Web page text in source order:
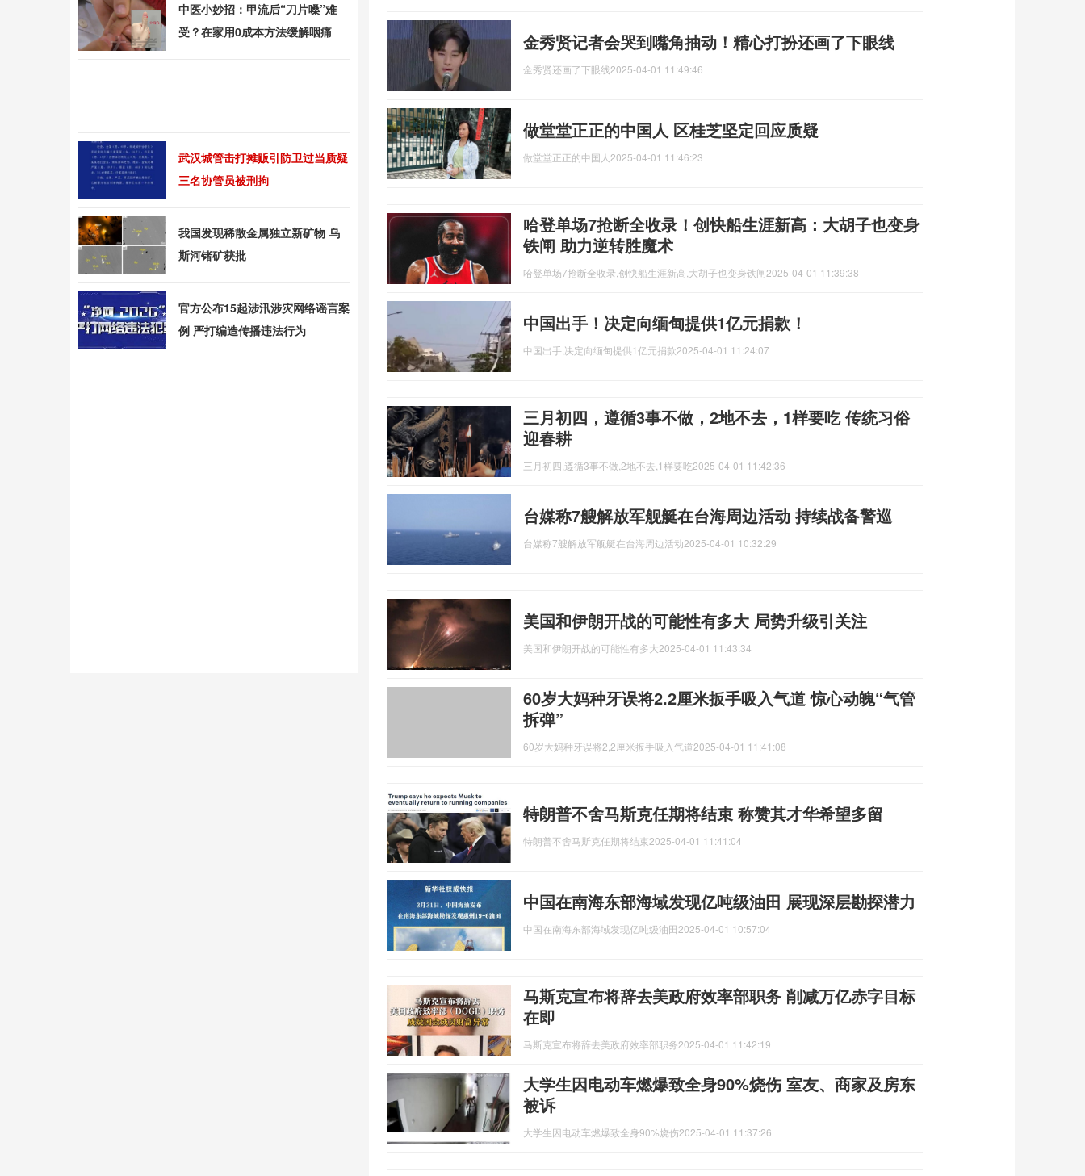
金秀贤记者会哭到嘴角抽动！精心打扮还画了下眼线
金秀贤还画了下眼线2025-04-01 11:49:46
做堂堂正正的中国人 区桂芝坚定回应质疑
做堂堂正正的中国人 2025-04-01 11:46:23
哈登单场7抢断全收录！创快船生涯新高：大胡子也变身
铁闸 助力逆转胜魔术
哈登单场7抢断全收录,创快船生涯新高,大胡子也变身铁闸2025-04-01 11:39:38
中国出手！决定向缅甸提供1亿元捐款！
中国出手,决定向缅甸提供1亿元捐款2025-04-01 11:24:07
三月初四，遵循3事不做，2地不去，1样要吃 传统习俗
迎春耕
三月初四,遵循3事不做,2地不去,1样要吃2025-04-01 11:42:36
台媒称7艘解放军舰艇在台海周边活动 持续战备警巡
台媒称7艘解放军舰艇在台海周边活动2025-04-01 10:32:29
美国和伊朗开战的可能性有多大 局势升级引关注
美国和伊朗开战的可能性有多大2025-04-01 11:43:34
60岁大妈种牙误将2.2厘米扳手吸入气道 惊心动魄“气管
拆弹”
60岁大妈种牙误将2,2厘米扳手吸入气道2025-04-01 11:41:08
特朗普不舍马斯克任期将结束 称赞其才华希望多留
特朗普不舍马斯克任期将结束2025-04-01 11:41:04
中国在南海东部海域发现亿吨级油田 展现深层勘探潜力
中国在南海东部海域发现亿吨级油田2025-04-01 10:57:04
马斯克宣布将辞去美政府效率部职务 削减万亿赤字目标
在即
马斯克宣布将辞去美政府效率部职务2025-04-01 11:42:19
大学生因电动车燃爆致全身90%烧伤 室友、商家及房东
被诉
大学生因电动车燃爆致全身90%烧伤2025-04-01 11:37:26
中医小妙招：甲流后“刀片嗓”难
受？在家用0成本方法缓解咽痛
武汉城管击打摊贩引防卫过当质疑
三名协管员被刑拘
我国发现稀散金属独立新矿物 乌
斯河锗矿获批
官方公布15起涉汛涉灾网络谣言案
例 严打编造传播违法行为